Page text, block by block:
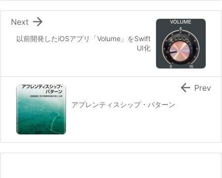
以前開発したiOSアプリ「Volume」をSwift
UI化

Next
アプレンティスシップ・パターン
 Prev